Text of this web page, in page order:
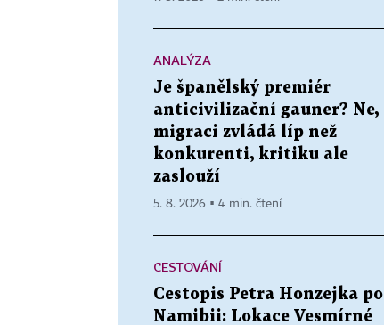
ANALÝZA
Je španělský premiér
anticivilizační gauner? Ne,
migraci zvládá líp než
konkurenti, kritiku ale
zaslouží
5. 8. 2026 ▪ 4 min. čtení
CESTOVÁNÍ
Cestopis Petra Honzejka po
Namibii: Lokace Vesmírné